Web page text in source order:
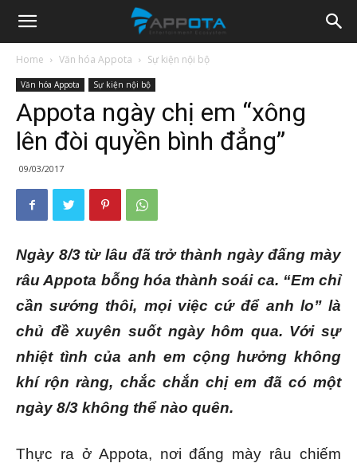
Appota
News
Home Văn hóa Appota Sự kiện nội bộ
Văn hóa Appota Sự kiện nội bộ
Appota ngày chị em “xông
lên đòi quyền bình đẳng”
09/03/2017
Ngày 8/3 từ lâu đã trở thành ngày đấng mày
râu Appota bỗng hóa thành soái ca. “Em chỉ
cần sướng thôi, mọi việc cứ để anh lo” là
chủ đề xuyên suốt ngày hôm qua. Với sự
nhiệt tình của anh em cộng hưởng không
khí rộn ràng, chắc chắn chị em đã có một
ngày 8/3 không thể nào quên.
Thực ra ở Appota, nơi đấng mày râu chiếm